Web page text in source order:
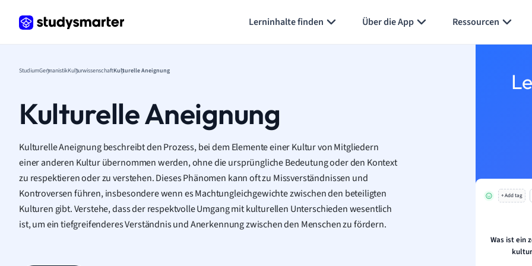
Lerninhalte finden Über die App Ressourcen
StudiumGermanistikKulturwissenschaftKulturelle Aneignung
Kulturelle Aneignung
Kulturelle Aneignung beschreibt den Prozess, bei dem Elemente einer Kultur von Mitgliedern
einer anderen Kultur übernommen werden, ohne die ursprüngliche Bedeutung oder den Kontext
zu respektieren oder zu verstehen. Dieses Phänomen kann oft zu Missverständnissen und
Kontroversen führen, insbesondere wenn es Machtungleichgewichte zwischen den beteiligten
Kulturen gibt. Verstehe, dass der respektvolle Umgang mit kulturellen Unterschieden wesentlich
ist, um ein tiefgreifenderes Verständnis und Anerkennung zwischen den Menschen zu fördern.
+ Add tag
Was ist ein